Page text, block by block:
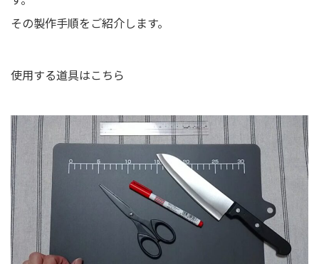
その製作手順をご紹介します。
使用する道具はこちら